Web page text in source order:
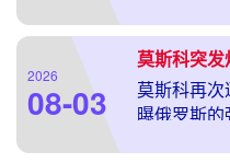
的巅峰对
的“学院派”
2026
08-03
莫斯科再次
曝俄罗斯的